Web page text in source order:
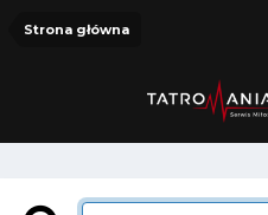
Strona główna